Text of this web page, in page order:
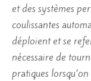
et des systèmes
coulissantes
déploient et se
nécessaire de
pratiques